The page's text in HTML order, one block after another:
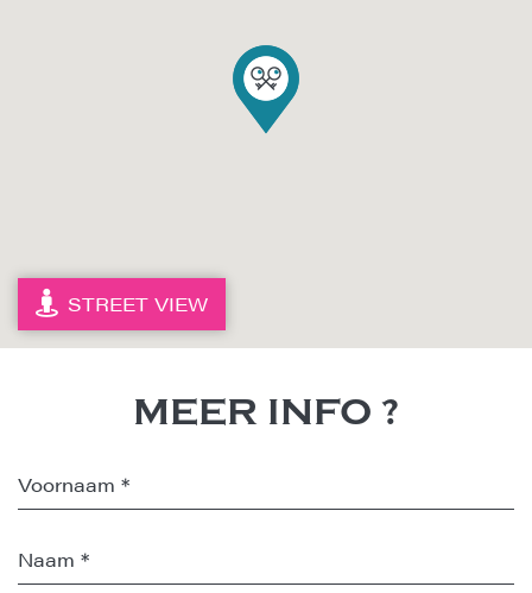
STREET VIEW
MEER INFO ?